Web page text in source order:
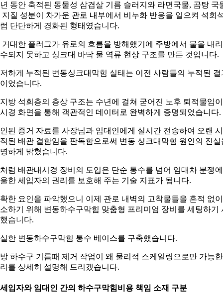
동안 축적된 동물성 삼겹살 기름 슬러지와 라면국물, 곰탕 국
지질 성분이 차가운 관로 내부에서 비누화 반응을 일으켜 석회
단단하게 경화된 형태였습니다.
거대한 플러그가 유로의 흐름을 방해했기에 주방에서 물을 내
되지 못하고 싱크대 바닥 물 역류 현상 구조를 만든 것입니다.
하게 누적된 변동싱크대막힘 실태는 이전 사람들의 누적된 결
었습니다.
방 석회층의 층상 구조는 수년에 걸쳐 굳어진 노후 퇴적물임이
경 화면을 통해 객관적인 데이터로 완벽하게 증명되었습니다.
된 증거 자료를 사장님과 임대인에게 실시간 전송하여 오랜
된 배관 결함임을 판독함으로써 변동 싱크대막힘 원인의 진실
하게 밝혔습니다.
럼 배관내시경 장비의 도입은 단순 통수를 넘어 임대차 분쟁
한 세입자의 권리를 보호해 주는 기술 지표가 됩니다.
한 요인을 파악했으니 이제 관로 내벽의 고착물들을 흔적 없이
하기 위해 변동하수구막힘 맞춤형 프리미엄 장비를 세팅하기
습니다.
한 변동하수구막힘 통수 베이스를 구축했습니다.
하수구 기름때 제거 작업이 왜 물리적 스케일링으로만 가능
를 상세히 설명해 드리겠습니다.
입자와 임대인 간의 하수구막힘비용 책임 소재 구분